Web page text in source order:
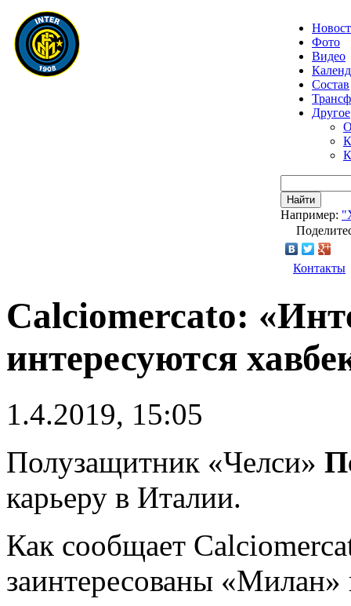
Фото
Видео
Состав
Другое
Найти
Например:
Контакты
Calciomercato:
интересуются
1.4.2019, 15:05
Полузащитник «Челси»
карьеру в Италии.
Как сообщает
заинтересованы